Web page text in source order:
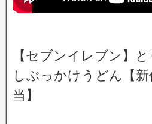
【セブンイレブン】
しぶっかけうどん【
当】